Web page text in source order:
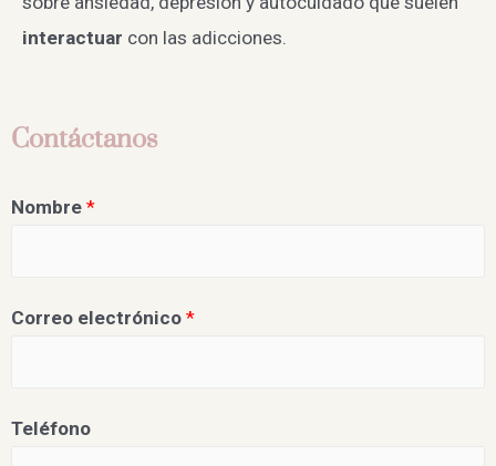
interactuar con las adicciones.
Contáctanos
Nombre *
Correo electrónico *
Teléfono